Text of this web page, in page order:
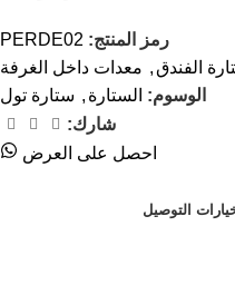
رمز المنتج: PERDE02
الفندق , معدات داخل الغرفة
الوسوم: الستارة , ستارة تول
شارك:
احصل على العرض
التوصيل